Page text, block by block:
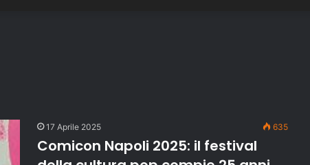
17 Aprile 2025 635
Comicon Napoli 2025: il festival